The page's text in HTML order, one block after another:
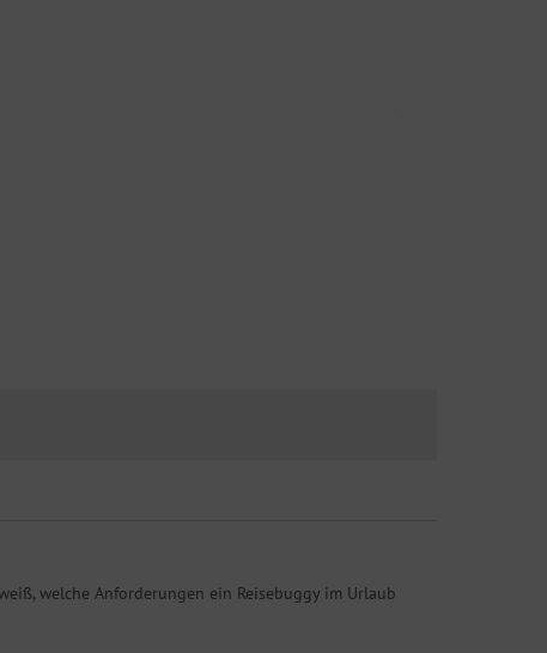
welche Anforderungen ein Reisebuggy im Urlaub